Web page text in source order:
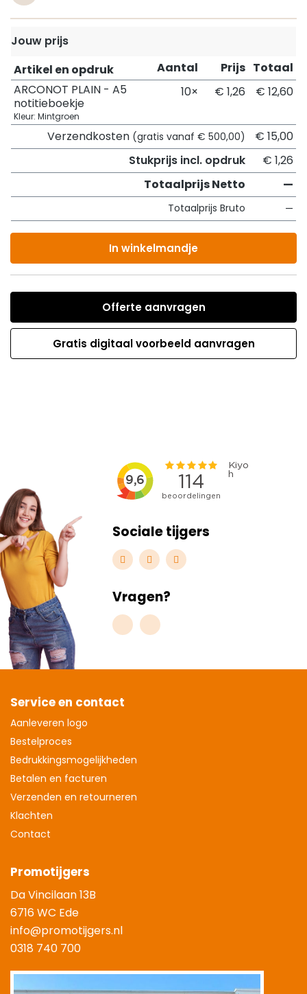
Jouw prijs
Artikel en opdruk
Aantal Prijs Totaal
ARCONOT PLAIN - A5
notitieboekje
Kleur: Mintgroen
10× € 1,26 € 12,60
Verzendkosten (gratis vanaf € 500,00)
€ 15,00
Stukprijs incl. opdruk
€ 1,26
Totaalprijs Netto
—
Totaalprijs Bruto —
In winkelmandje
Offerte aanvragen
Gratis digitaal voorbeeld aanvragen
Sociale tijgers
Vragen?
Service en contact
Aanleveren logo
Bestelproces
Bedrukkingsmogelijkheden
Betalen en facturen
Verzenden en retourneren
Klachten
Contact
Promotijgers
Da Vincilaan 13B
6716 WC Ede
info@promotijgers.nl
0318 740 700